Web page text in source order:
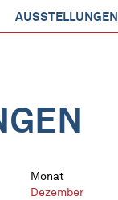
AUSSTELLUNGEN
Monat
Dezember